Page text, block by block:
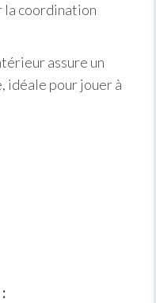
la coordination
assure un
idéale pour jouer à